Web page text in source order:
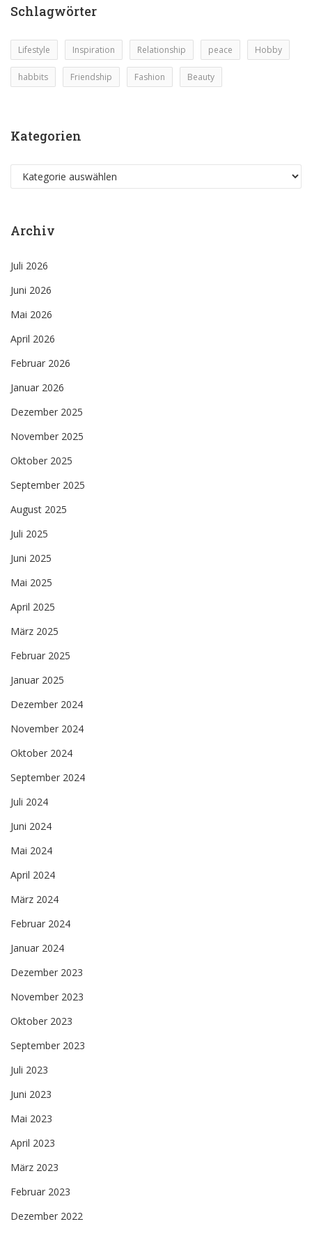
Schlagwörter
Lifestyle Inspiration Relationship peace Hobby
habbits Friendship Fashion Beauty
Kategorien
Kategorien
Archiv
Juli 2026
Juni 2026
Mai 2026
April 2026
Februar 2026
Januar 2026
Dezember 2025
November 2025
Oktober 2025
September 2025
August 2025
Juli 2025
Juni 2025
Mai 2025
April 2025
März 2025
Februar 2025
Januar 2025
Dezember 2024
November 2024
Oktober 2024
September 2024
Juli 2024
Juni 2024
Mai 2024
April 2024
März 2024
Februar 2024
Januar 2024
Dezember 2023
November 2023
Oktober 2023
September 2023
Juli 2023
Juni 2023
Mai 2023
April 2023
März 2023
Februar 2023
Dezember 2022